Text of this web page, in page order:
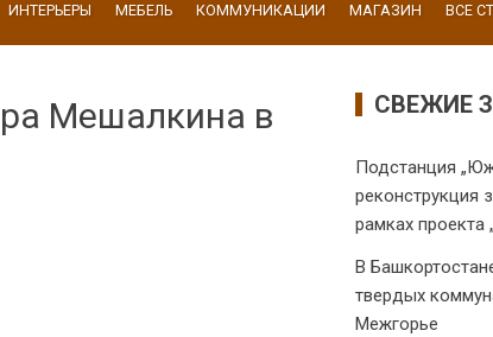
ИНТЕРЬЕРЫ МЕБЕЛЬ КОММУНИКАЦИИ МАГАЗИН ВСЕ
Мешалкина в
СВЕЖИЕ
Подстанция
реконструкция
рамках проекта
В
твердых
Межгорье